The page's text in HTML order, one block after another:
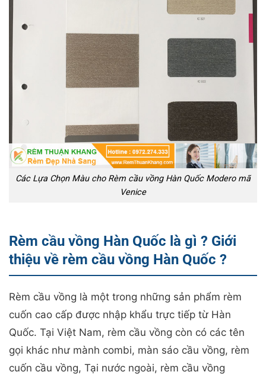
Các Lựa Chọn Màu cho Rèm cầu vồng Hàn Quốc Modero mã
Venice
Rèm cầu vồng Hàn Quốc là gì ? Giới
thiệu về rèm cầu vồng Hàn Quốc ?
Rèm cầu vồng là một trong những sản phẩm rèm
cuốn cao cấp được nhập khẩu trực tiếp từ Hàn
Quốc. Tại Việt Nam, rèm cầu vồng còn có các tên
gọi khác như mành combi, màn sáo cầu vồng, rèm
cuốn cầu vồng, Tại nước ngoài, rèm cầu vồng